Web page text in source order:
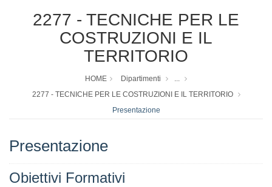
2277 - TECNICHE PER LE
COSTRUZIONI E IL
TERRITORIO
HOME Dipartimenti
...
2277 - TECNICHE PER LE COSTRUZIONI E IL TERRITORIO
Presentazione
Presentazione
Obiettivi Formativi